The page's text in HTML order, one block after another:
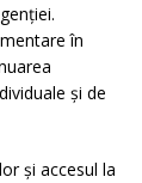
în
și de
și accesul la